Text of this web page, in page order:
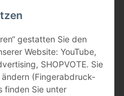
gestatten Sie den
Website: YouTube,
SHOPVOTE. Sie
(Fingerabdruck-
finden Sie unter